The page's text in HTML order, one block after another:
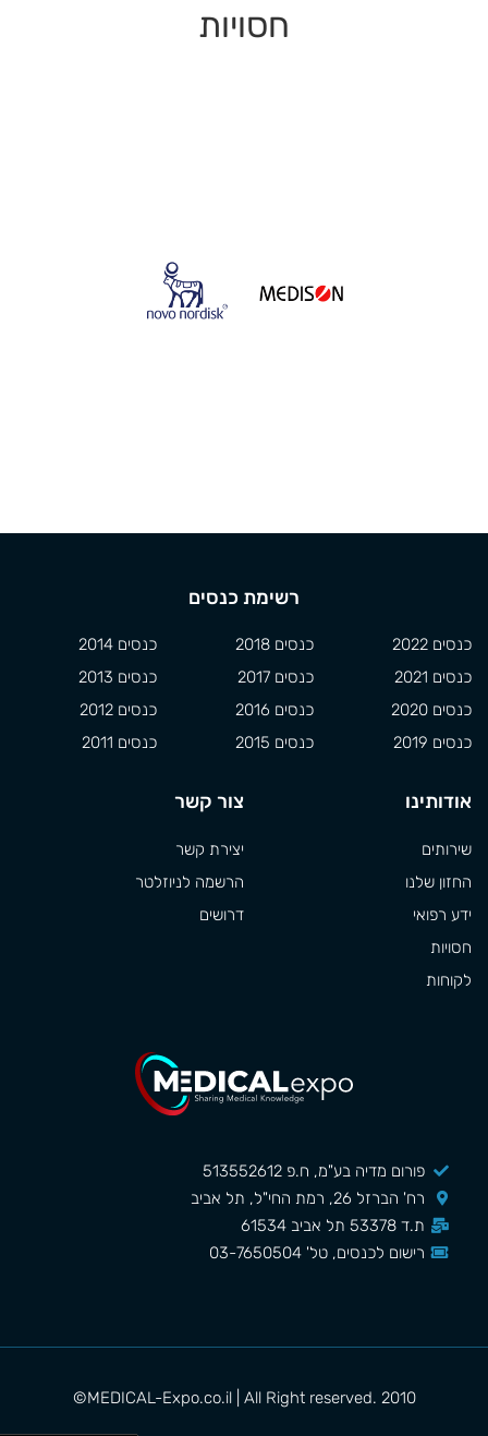
חסויות
פורום מדיה בע"מ, ח.פ 513552612
רח' הברזל 26, רמת החי"ל, תל אביב
ת.ד 53378 תל אביב 61534
רישום לכנסים, טל' 03-7650504
רשימת כנסים
כנסים 2022
כנסים 2021
כנסים 2020
כנסים 2019
כנסים 2018
כנסים 2017
כנסים 2016
כנסים 2015
כנסים 2014
כנסים 2013
כנסים 2012
כנסים 2011
אודותינו
שירותים
החזון שלנו
ידע רפואי
חסויות
לקוחות
צור קשר
יצירת קשר
הרשמה לניוזלטר
דרושים
MEDICAL-Expo.co.il | All Right reserved. 2010©